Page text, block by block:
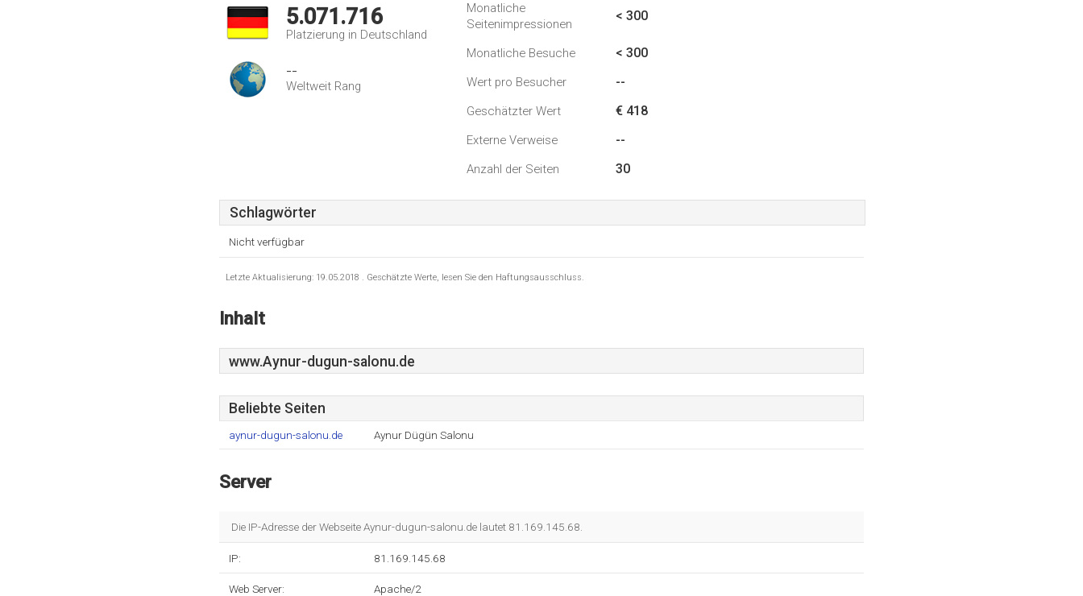
5.071.716
Platzierung in Deutschland
--
Weltweit Rang
Monatliche
Seitenimpressionen
< 300
Monatliche Besuche < 300
Wert pro Besucher --
Geschätzter Wert € 418
Externe Verweise --
Anzahl der Seiten 30
Schlagwörter
Nicht verfügbar
Letzte Aktualisierung: 19.05.2018 . Geschätzte Werte, lesen Sie den Haftungsausschluss.
Inhalt
www.Aynur-dugun-salonu.de
Beliebte Seiten
aynur-dugun-salonu.de Aynur Dügün Salonu
Server
Die IP-Adresse der Webseite Aynur-dugun-salonu.de lautet 81.169.145.68.
IP: 81.169.145.68
Web Server: Apache/2